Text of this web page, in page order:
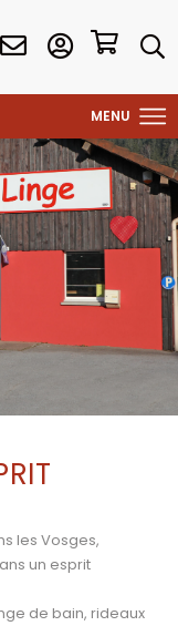
les Vosges,
un esprit
de bain, rideaux